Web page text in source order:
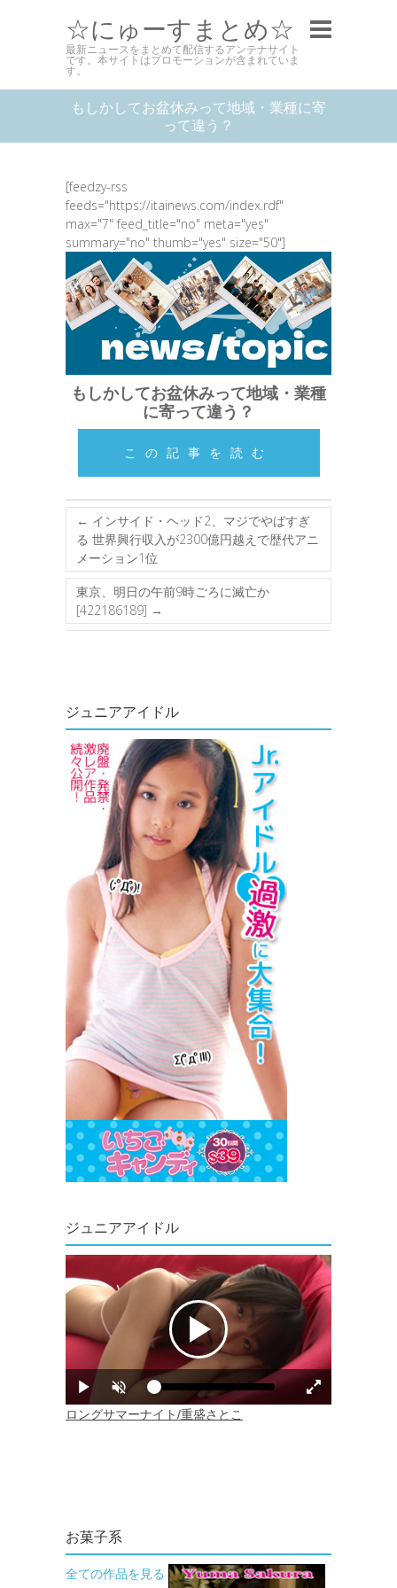
☆にゅーすまとめ☆
最新ニュースをまとめて配信するアンテナサイト
です。本サイトはプロモーションが含まれていま
す。
もしかしてお盆休みって地域・業種に寄
って違う？
[feedzy-rss
feeds="https://itainews.com/index.rdf"
max="7" feed_title="no" meta="yes"
summary="no" thumb="yes" size="50"]
もしかしてお盆休みって地域・業種
に寄って違う？
この記事を読む
← インサイド・ヘッド2、マジでやばすぎ
る 世界興行収入が2300億円越えで歴代アニ
メーション1位
東京、明日の午前9時ごろに滅亡か
[422186189] →
ジュニアアイドル
ジュニアアイドル
お菓子系
全ての作品を見る